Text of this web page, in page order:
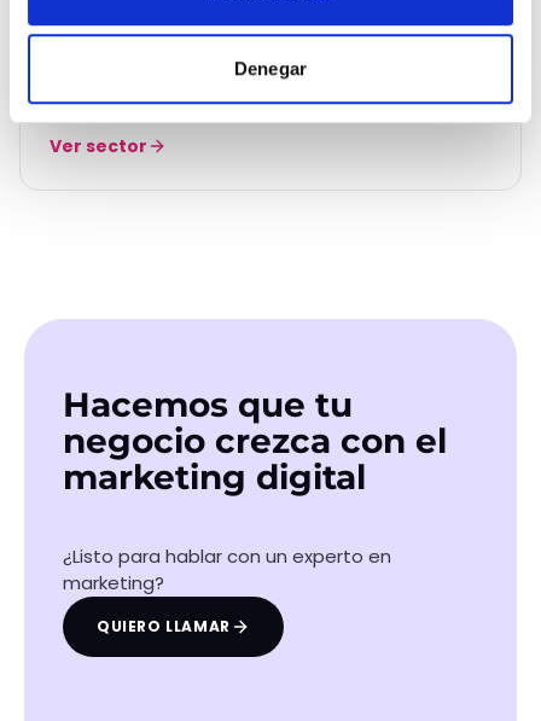
Denegar
Entretenimiento y ocio
Llena cada show, cada sala, cada experiencia.
Ver sector
Hacemos que tu
negocio crezca con el
marketing digital
¿Listo para hablar con un experto en
marketing?
QUIERO LLAMAR